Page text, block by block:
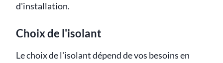
d'installation.
Choix de l'isolant
Le choix de l'isolant dépend de vos besoins en